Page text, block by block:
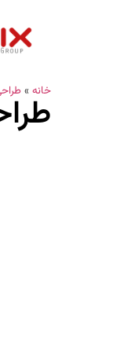
خانه »